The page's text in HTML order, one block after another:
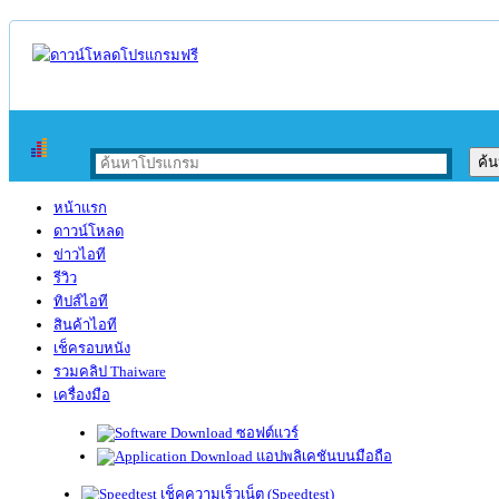
หน้าแรก
ดาวน์โหลด
ข่าวไอที
รีวิว
ทิปส์ไอที
สินค้าไอที
เช็ครอบหนัง
รวมคลิป Thaiware
เครื่องมือ
ซอฟต์แวร์
แอปพลิเคชันบนมือถือ
เช็คความเร็วเน็ต (Speedtest)